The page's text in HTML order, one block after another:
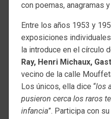
con poemas, anagramas
Entre los años 1953 y
exposiciones
la introduce en el círculo
Ray, Henri Michaux,
vecino de la calle
Los únicos, ella dice “los
pusieron cerca los raros
infancia”. Participa con